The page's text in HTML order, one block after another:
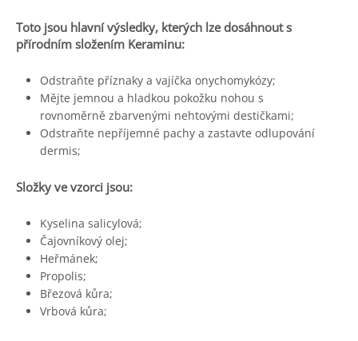
Toto jsou hlavní výsledky, kterých lze dosáhnout s
přírodním složením Keraminu:
Odstraňte příznaky a vajíčka onychomykózy;
Mějte jemnou a hladkou pokožku nohou s
rovnoměrně zbarvenými nehtovými destičkami;
Odstraňte nepříjemné pachy a zastavte odlupování
dermis;
Složky ve vzorci jsou:
Kyselina salicylová;
Čajovníkový olej;
Heřmánek;
Propolis;
Březová kůra;
Vrbová kůra;